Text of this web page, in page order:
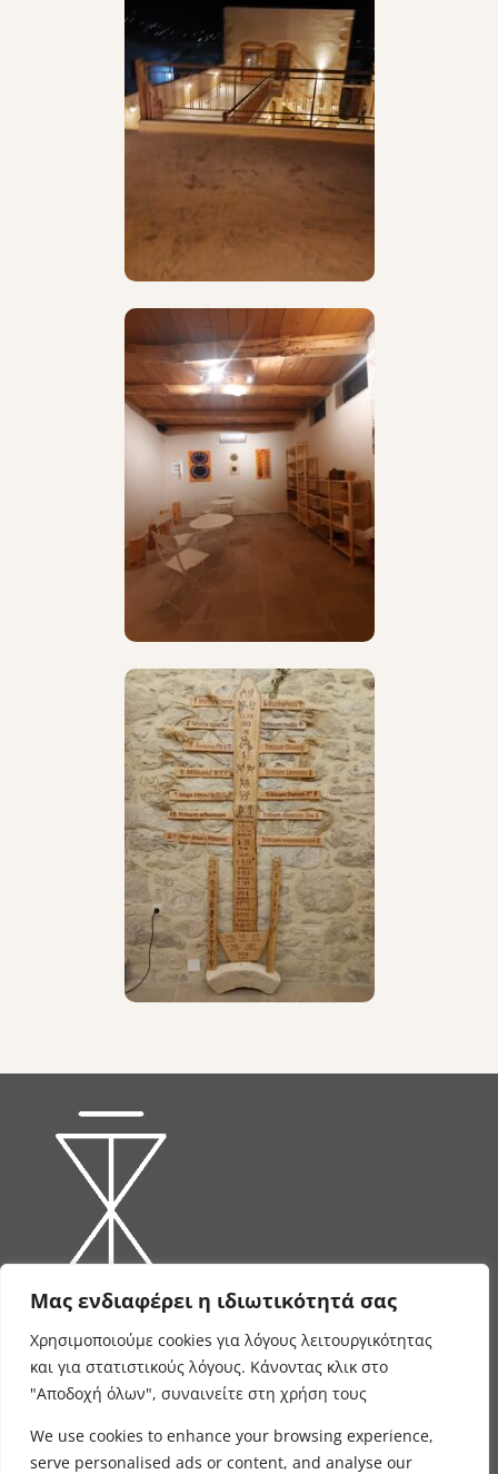
Μας ενδιαφέρει η ιδιωτικότητά σας
Χρησιμοποιούμε cookies για λόγους λειτουργικότητας
και για στατιστικούς λόγους. Κάνοντας κλικ στο
"Αποδοχή όλων", συναινείτε στη χρήση τους
We use cookies to enhance your browsing experience,
serve personalised ads or content, and analyse our
Επικοινωνία
Αρχ. Μακαρίου 3-5,
Αρχάνες - Τρούλος,